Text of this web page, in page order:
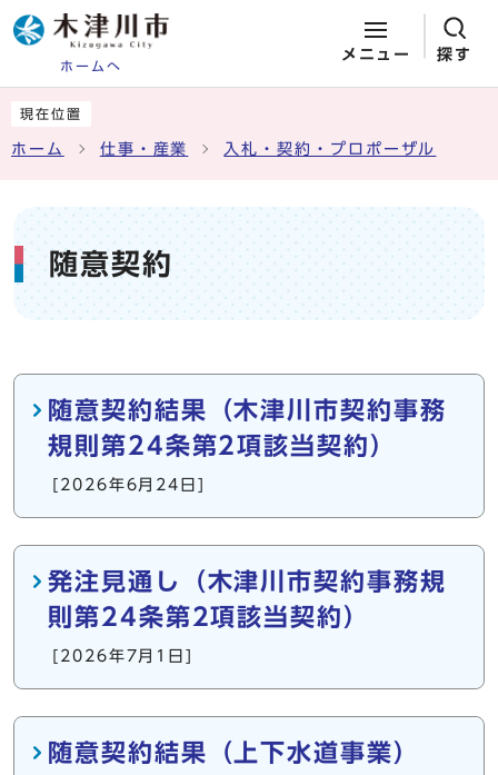
ホームへ
メニュー 探す
現在位置
ホーム 仕事・産業 入札・契約・プロポーザル
随意契約
メインメニュー
随意契約結果（木津川市契約事務
規則第24条第2項該当契約）
[2026年6月24日]
発注見通し（木津川市契約事務規
則第24条第2項該当契約）
[2026年7月1日]
随意契約結果（上下水道事業）